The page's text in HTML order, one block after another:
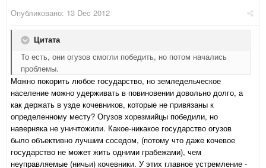
Опубликовано: 13 Dec 2012
Цитата
То есть, они огузов смогли победить, но потом начались
проблемы.
Можно покорить любое государство, но земледельческое
население можно удерживать в повиновении довольно долго, а
как держать в узде кочевников, которые не привязаны к
определенному месту? Огузов хорезмийцы победили, но
наверняка не уничтожили. Какое-никакое государство огузов
было объективно лучшим соседом, (потому что даже кочевое
государство не может жить одними грабежами), чем
неуправляемые (ничьи) кочевники. У этих главное устремление -